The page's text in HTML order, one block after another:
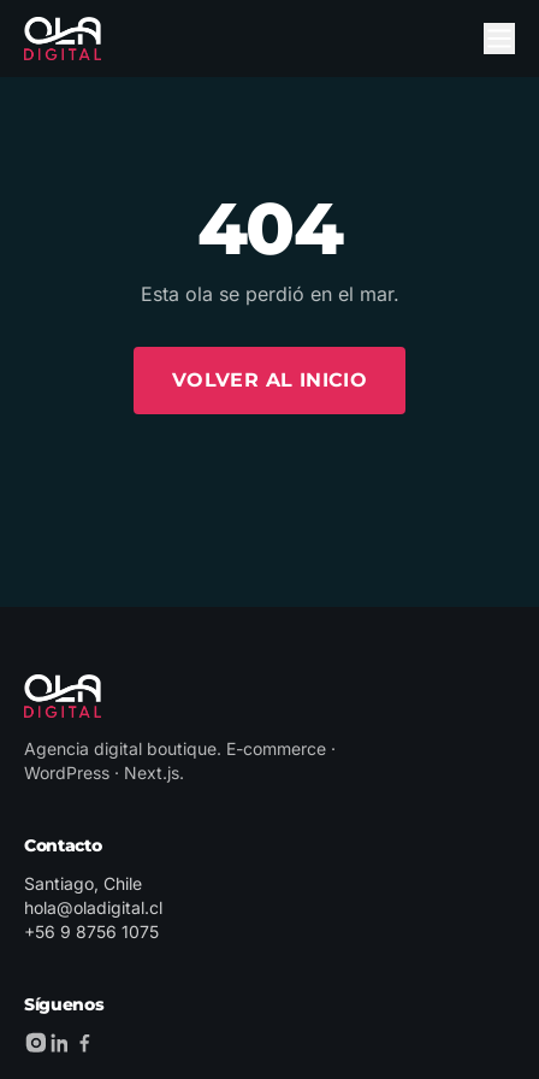
404
Esta ola se perdió en el mar.
VOLVER AL INICIO
Agencia digital boutique. E-commerce ·
WordPress · Next.js.
Contacto
Santiago, Chile
hola@oladigital.cl
+56 9 8756 1075
Síguenos